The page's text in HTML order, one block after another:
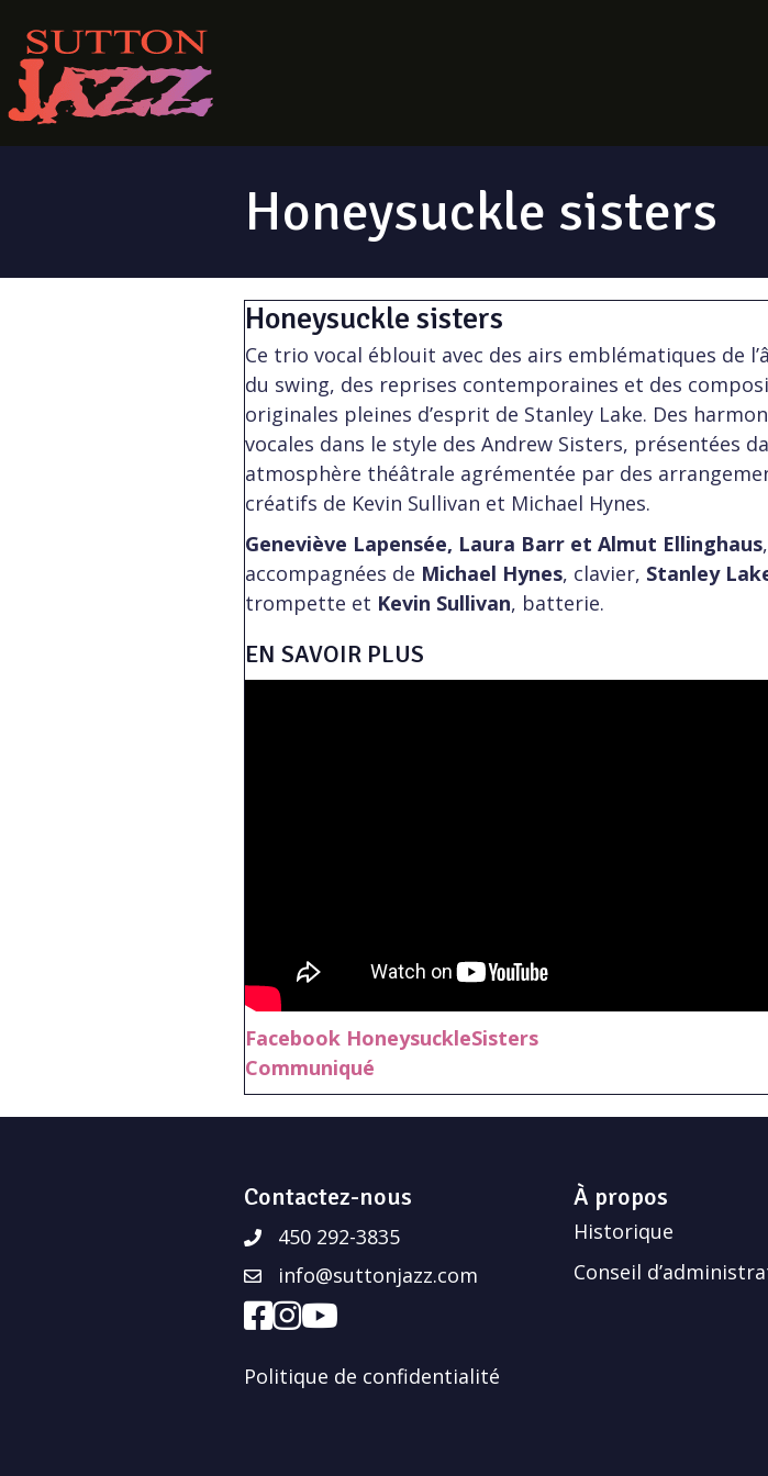
Honeysuckle sisters
Honeysuckle sisters
Ce trio vocal éblouit avec des airs emblématiques de
du swing, des reprises contemporaines et des
originales pleines d’esprit de Stanley Lake. Des
vocales dans le style des Andrew Sisters, présentées
atmosphère théâtrale agrémentée par des
créatifs de Kevin Sullivan et Michael Hynes.
Geneviève Lapensée, Laura Barr et Almut Ellinghaus
accompagnées de Michael Hynes, clavier, Stanley
trompette et Kevin Sullivan, batterie.
EN SAVOIR PLUS
Facebook HoneysuckleSisters
Communiqué
Contactez-nous
450 292-3835
info@suttonjazz.com
Politique de confidentialité
À propos
Historique
Conseil